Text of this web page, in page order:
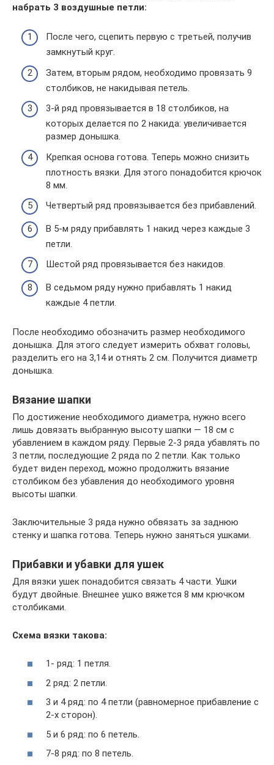
набрать 3 воздушные петли:
После чего, сцепить первую с третьей, получив
замкнутый круг.
Затем, вторым рядом, необходимо провязать 9
столбиков, не накидывая петель.
3-й ряд провязывается в 18 столбиков, на
которых делается по 2 накида: увеличивается
размер донышка.
Крепкая основа готова. Теперь можно снизить
плотность вязки. Для этого понадобится крючок
8 мм.
Четвертый ряд провязывается без прибавлений.
В 5-м ряду прибавлять 1 накид через каждые 3
петли.
Шестой ряд провязывается без накидов.
В седьмом ряду нужно прибавлять 1 накид
каждые 4 петли.
После необходимо обозначить размер необходимого
донышка. Для этого следует измерить обхват головы,
разделить его на 3,14 и отнять 2 см. Получится диаметр
донышка.
Вязание шапки
По достижение необходимого диаметра, нужно всего
лишь довязать выбранную высоту шапки — 18 см с
убавлением в каждом ряду. Первые 2-3 ряда убавлять по
3 петли, последующие 2 ряда по 2 петли. Как только
будет виден переход, можно продолжить вязание
столбиком без убавления до необходимого уровня
высоты шапки.
Заключительные 3 ряда нужно обвязать за заднюю
стенку и шапка готова. Теперь нужно заняться ушками.
Прибавки и убавки для ушек
Для вязки ушек понадобится связать 4 части. Ушки
будут двойные. Внешнее ушко вяжется 8 мм крючком
столбиками.
Схема вязки такова:
1- ряд: 1 петля.
2 ряд: 2 петли.
3 и 4 ряд: по 4 петли (равномерное прибавление с
2-х сторон).
5 и 6 ряд: по 6 петель.
7-8 ряд: по 8 петель.